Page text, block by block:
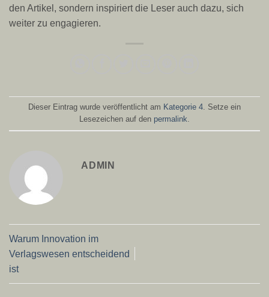
den Artikel, sondern inspiriert die Leser auch dazu, sich
weiter zu engagieren.
Dieser Eintrag wurde veröffentlicht am Kategorie 4 . Setze ein
Lesezeichen auf den permalink
ADMIN
Warum Innovation im
Verlagswesen entscheidend
ist